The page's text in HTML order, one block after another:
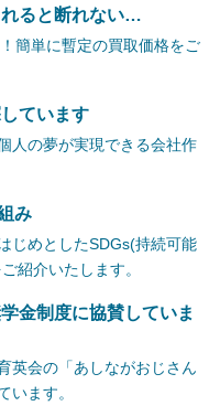
ると断れない…
簡単に暫定の買取価格をご
ています
人の夢が実現できる会社作
み
じめとしたSDGs(持続可能
紹介いたします。
金制度に協賛していま
英会の「あしながおじさん
います。